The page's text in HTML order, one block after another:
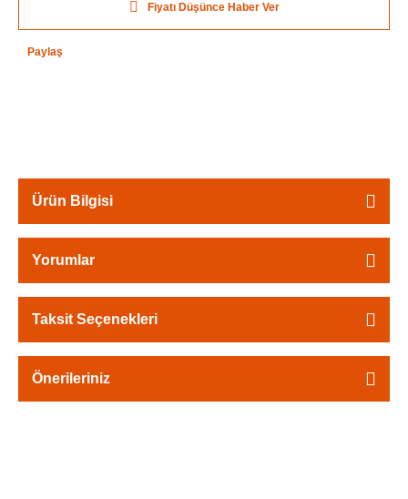
Fiyatı Düşünce Haber Ver
Paylaş
Ürün Bilgisi
Yorumlar
Taksit Seçenekleri
Önerileriniz